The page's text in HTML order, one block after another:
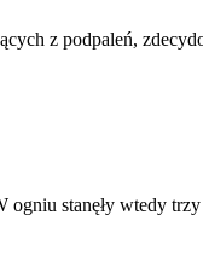
z podpaleń,
stanęły wtedy